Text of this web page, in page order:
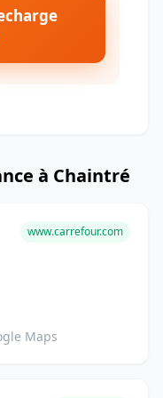
à Chaintré
www.carrefour.com
Maps